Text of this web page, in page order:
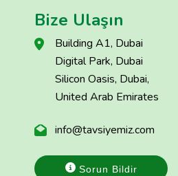
Bize Ulaşın
Building A1, Dubai
Digital Park, Dubai
Silicon Oasis, Dubai,
United Arab Emirates
info@tavsiyemiz.com
Sorun Bildir